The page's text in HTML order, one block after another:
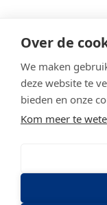
Over de
We maken
deze website te
bieden en onze
Kom meer te